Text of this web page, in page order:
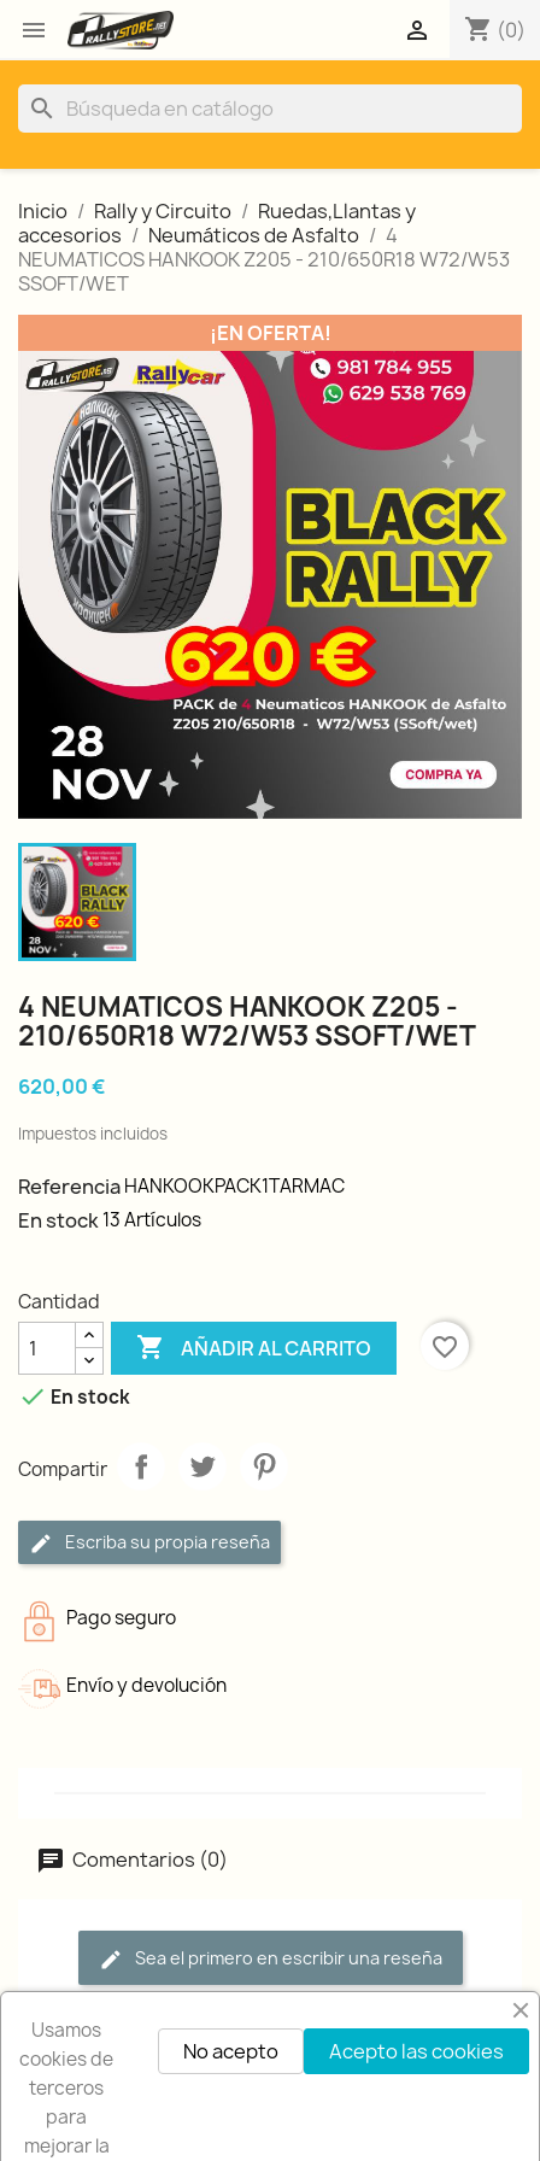
 shopping_cart (0)

search
Inicio Rally y Circuito
Ruedas,Llantas y
accesorios
Neumáticos de Asfalto
4
NEUMATICOS HANKOOK Z205 - 210/650R18 W72/W53
SSOFT/WET
¡EN OFERTA!
4 NEUMATICOS HANKOOK Z205 -
210/650R18 W72/W53 SSOFT/WET
620,00 €
Impuestos incluidos
ReferenciaHANKOOKPACK1TARMAC
En stock13 Artículos
Cantidad
 AÑADIR AL CARRITO
favorite_border
 En stock
Compartir
Escriba su propia reseña
Pago seguro
Envío y devolución
Comentarios (0)
Sea el primero en escribir una reseña
Usamos
cookies de
terceros
para
mejorar la
Acepto las cookies
No acepto